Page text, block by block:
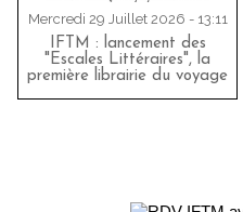
Mercredi 29 Juillet 2026 - 13:11
IFTM : lancement des
"Escales Littéraires", la
première librairie du voyage